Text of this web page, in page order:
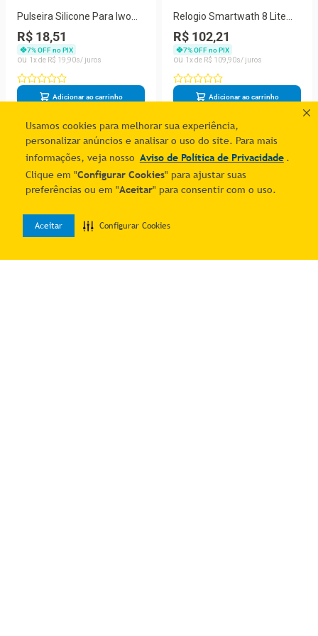
Usamos cookies para melhorar sua experiência,
personalizar anúncios e analisar o uso do site. Para mais
informações, veja nosso Aviso de Política de Privacidade .
Clique em "Configurar Cookies" para ajustar suas
preferências ou em "Aceitar" para consentir com o uso.
Aceitar Configurar Cookies
Pulseira Silicone Para Iwo
Smartwatch 42mm E 44mm
- Verde
R$ 18,51
7% OFF no PIX
1
R$ 19 90
Adicionar ao carrinho
Relogio Smartwath 8 Lite
W34s 44mm Com Pulseira
Magnetica
R$ 102,21
7% OFF no PIX
1
R$ 109 90
Adicionar ao carrinho
1